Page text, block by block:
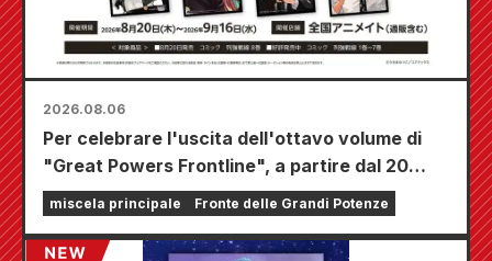
2026.08.06
Per celebrare l'uscita dell'ottavo volume di
"Great Powers Frontline", a partire dal 20
agosto si terrà una fiera a tempo limitato
presso i negozi Animate di tutta la nazione,
dove potrete aggiudicarvi una mini card
miscela principale Fronte delle Grandi Potenze